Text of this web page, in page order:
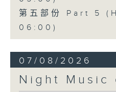
第五部份 Part 5
06:00)
07/08/2026
Night Music